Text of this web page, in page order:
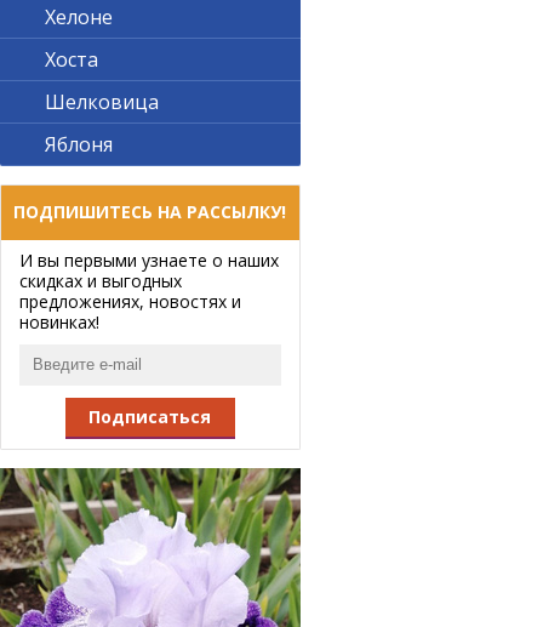
Хелоне
Хоста
Шелковица
Яблоня
ПОДПИШИТЕСЬ НА РАССЫЛКУ!
И вы первыми узнаете о наших
скидках и выгодных
предложениях, новостях и
новинках!
Подписаться